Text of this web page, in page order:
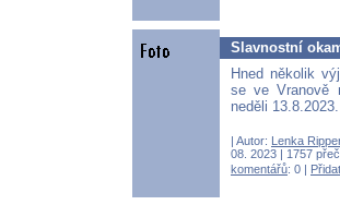
Slavnostní
Hned několik
se ve Vranově
neděli
| Autor: Lenka
08. 2023 | 1757
komentářů: 0 |